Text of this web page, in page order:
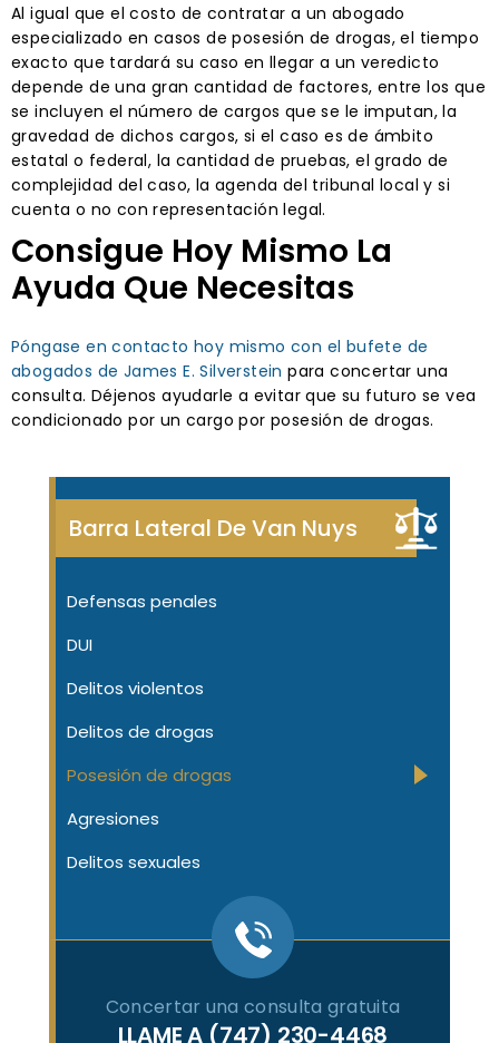
Al igual que el costo de contratar a un abogado
especializado en casos de posesión de drogas, el tiempo
exacto que tardará su caso en llegar a un veredicto
depende de una gran cantidad de factores, entre los que
se incluyen el número de cargos que se le imputan, la
gravedad de dichos cargos, si el caso es de ámbito
estatal o federal, la cantidad de pruebas, el grado de
complejidad del caso, la agenda del tribunal local y si
cuenta o no con representación legal.
Consigue Hoy Mismo La
Ayuda Que Necesitas
Póngase en contacto hoy mismo con el bufete de
abogados de James E. Silverstein para concertar una
consulta. Déjenos ayudarle a evitar que su futuro se vea
condicionado por un cargo por posesión de drogas.
Barra Lateral De Van Nuys
Defensas penales
DUI
Delitos violentos
Delitos de drogas
Posesión de drogas
Agresiones
Delitos sexuales
Concertar una consulta gratuita
LLAME A (747) 230-4468